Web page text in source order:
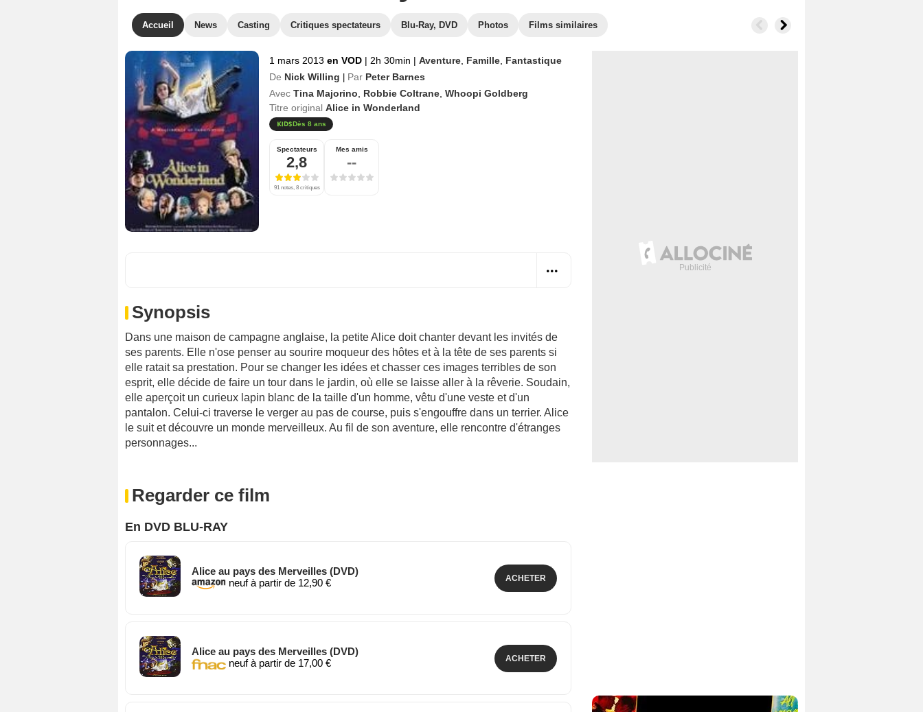
Accueil News Casting Critiques spectateurs Blu-Ray, DVD Photos Films similaires
1 mars 2013 en VOD | 2h 30min | Aventure Famille Fantastique
De Nick Willing Par Peter Barnes
Avec Tina Majorino Robbie Coltrane Whoopi Goldberg
Titre original Alice in Wonderland
Dès 8 ans
Spectateurs
2,8
91 notes, 8 critiques
Mes amis
--
Synopsis
Dans une maison de campagne anglaise, la petite Alice doit chanter devant les invités de
ses parents. Elle n'ose penser au sourire moqueur des hôtes et à la tête de ses parents si
elle ratait sa prestation. Pour se changer les idées et chasser ces images terribles de son
esprit, elle décide de faire un tour dans le jardin, où elle se laisse aller à la rêverie. Soudain,
elle aperçoit un curieux lapin blanc de la taille d'un homme, vêtu d'une veste et d'un
pantalon. Celui-ci traverse le verger au pas de course, puis s'engouffre dans un terrier. Alice
le suit et découvre un monde merveilleux. Au fil de son aventure, elle rencontre d'étranges
personnages...
Regarder ce film
En DVD BLU-RAY
Alice au pays des Merveilles (DVD)
neuf à partir de 12,90 €
ACHETER
Alice au pays des Merveilles (DVD)
neuf à partir de 17,00 €
ACHETER